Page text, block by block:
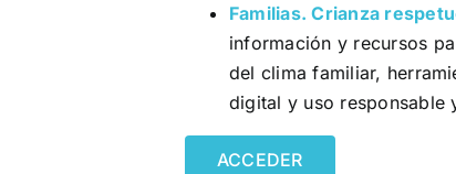
Familias. Crianza
información y recursos
del clima familiar,
digital y uso responsable
ACCEDER